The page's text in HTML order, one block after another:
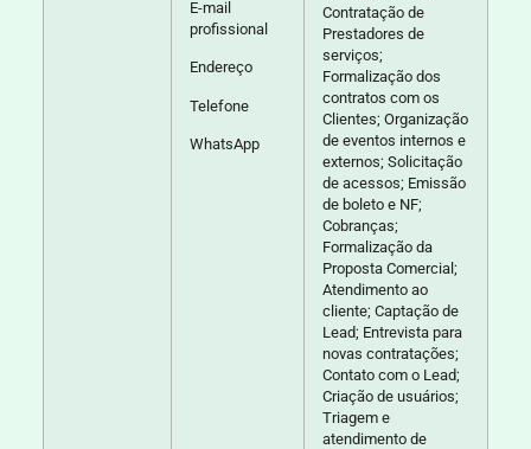
E-mail
profissional
Endereço
Telefone
WhatsApp
Contratação de
Prestadores de
serviços;
Formalização dos
contratos com os
Clientes; Organização
de eventos internos e
externos; Solicitação
de acessos; Emissão
de boleto e NF;
Cobranças;
Formalização da
Proposta Comercial;
Atendimento ao
cliente; Captação de
Lead; Entrevista para
novas contratações;
Contato com o Lead;
Criação de usuários;
Triagem e
atendimento de